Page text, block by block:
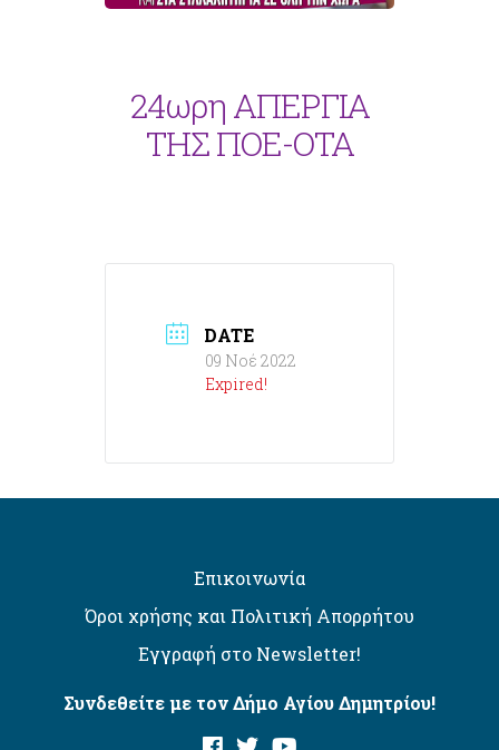
24ωρη ΑΠΕΡΓΙΑ
ΤΗΣ ΠΟΕ-ΟΤΑ
DATE
09 Νοέ 2022
Expired!
Επικοινωνία
Όροι χρήσης και Πολιτική Απορρήτου
Εγγραφή στο Newsletter!
Συνδεθείτε με τον Δήμο Αγίου Δημητρίου!